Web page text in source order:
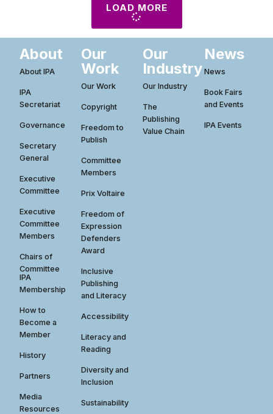
LOAD MORE
About
About IPA
IPA
Secretariat
Governance
Secretary
General
Executive
Committee
Executive
Committee
Members
Chairs of
Committee
IPA
Membership
How to
Become a
Member
History
Partners
Media
Resources
Our
Work
Our Work
Copyright
Freedom to
Publish
Committee
Members
Prix Voltaire
Freedom of
Expression
Defenders
Award
Inclusive
Publishing
and Literacy
Accessibility
Literacy and
Reading
Diversity and
Inclusion
Sustainability
Our
Industry
Our Industry
The
Publishing
Value Chain
News
News
Book Fairs
and Events
IPA Events